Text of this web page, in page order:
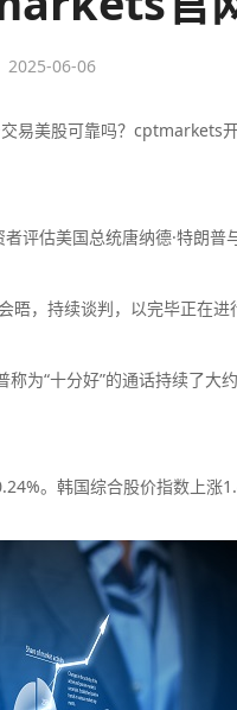
2025-06-06
易美股可靠吗？cptmarkets
估美国总统唐纳德·特朗普
，持续谈判，以完毕正在进
为“十分好”的通话持续了大
。韩国综合股价指数上涨
AvaTrade爱华
Vantage平台
澳大利亚ASIC全牌照
（MM）
Neex
口碑评分：8.73
澳大利亚ASIC全牌照
（MM）